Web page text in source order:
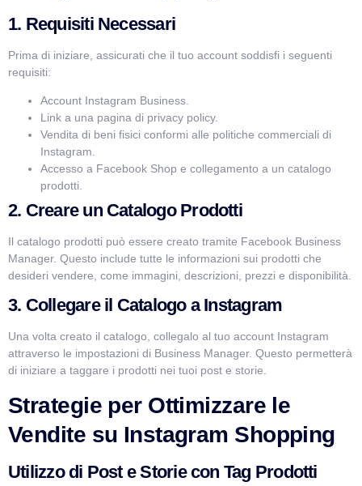
1. Requisiti Necessari
Prima di iniziare, assicurati che il tuo account soddisfi i seguenti
requisiti:
Account Instagram Business.
Link a una pagina di privacy policy.
Vendita di beni fisici conformi alle politiche commerciali di
Instagram.
Accesso a Facebook Shop e collegamento a un catalogo
prodotti.
2. Creare un Catalogo Prodotti
Il catalogo prodotti può essere creato tramite Facebook Business
Manager. Questo include tutte le informazioni sui prodotti che
desideri vendere, come immagini, descrizioni, prezzi e disponibilità.
3. Collegare il Catalogo a Instagram
Una volta creato il catalogo, collegalo al tuo account Instagram
attraverso le impostazioni di Business Manager. Questo permetterà
di iniziare a taggare i prodotti nei tuoi post e storie.
Strategie per Ottimizzare le
Vendite su Instagram Shopping
Utilizzo di Post e Storie con Tag Prodotti